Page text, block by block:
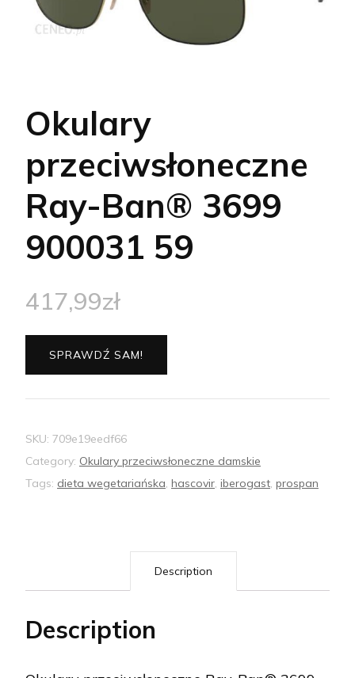
Okulary
przeciwsłoneczne
Ray-Ban® 3699
900031 59
417,99zł
SPRAWDŹ SAM!
SKU: 709e19eedf66
Category: Okulary przeciwsłoneczne damskie
Tags: dieta wegetariańska, hascovir, iberogast, prospan
Description
Description